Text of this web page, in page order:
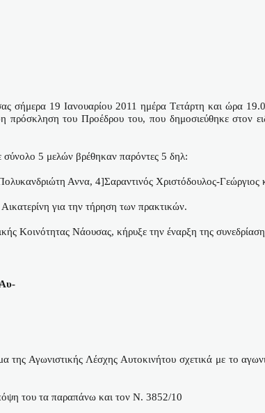
σήμερα 19 Ιανουαρίου 2011 ημέρα Tετάρτη και ώρα
του Προέδρου του, που δημοσιεύθηκε στον
σύνολο 5 μελών βρέθηκαν παρόντες 5 δηλ:
Αννα, 4]Σαραντινός Χριστόδουλος-Γεώργιος
για την τήρηση των πρακτικών.
Κοινότητας Νάουσας, κήρυξε την έναρξη της
της Αγωνιστικής Λέσχης Αυτοκινήτου σχετικά με το
του τα παραπάνω και τον Ν. 3852/10